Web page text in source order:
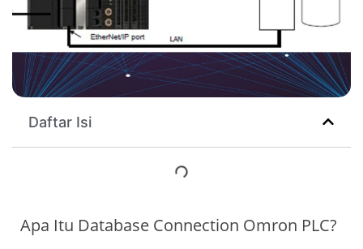
Daftar Isi
Apa Itu Database Connection Omron PLC?